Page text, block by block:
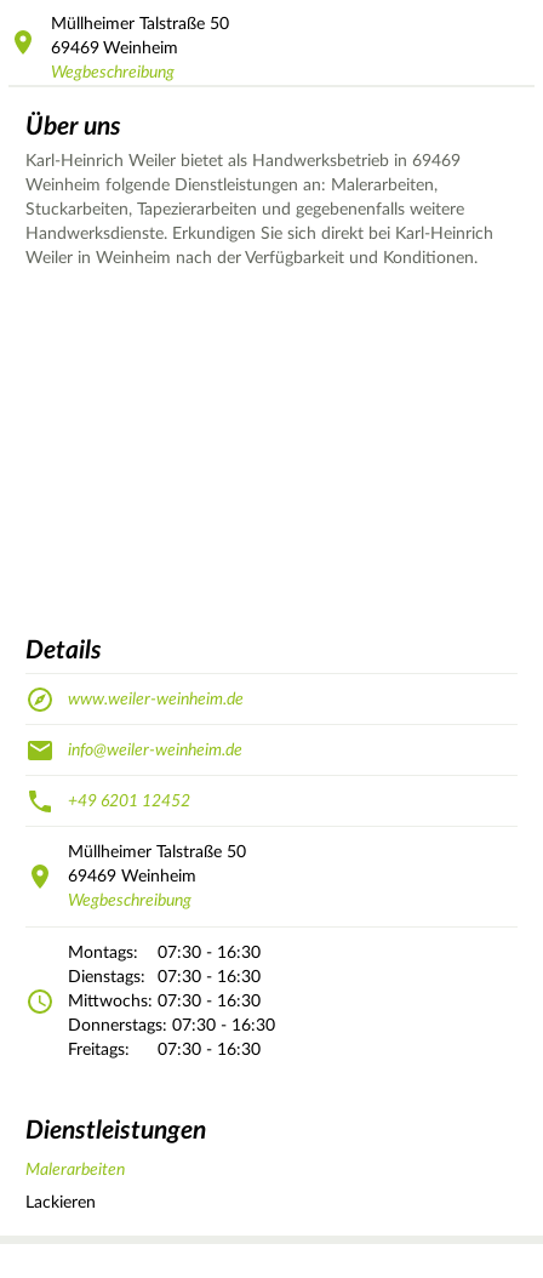
Müllheimer Talstraße 50
69469 Weinheim
Wegbeschreibung
Über uns
Karl-Heinrich Weiler bietet als Handwerksbetrieb in 69469
Weinheim folgende Dienstleistungen an: Malerarbeiten,
Stuckarbeiten, Tapezierarbeiten und gegebenenfalls weitere
Handwerksdienste. Erkundigen Sie sich direkt bei Karl-Heinrich
Weiler in Weinheim nach der Verfügbarkeit und Konditionen.
Details
www.weiler-weinheim.de
info@weiler-weinheim.de
+49 6201 12452
Müllheimer Talstraße 50
69469 Weinheim
Wegbeschreibung
Montags:
07:30 - 16:30
Dienstags:
07:30 - 16:30
Mittwochs: 07:30 - 16:30
Donnerstags: 07:30 - 16:30
Freitags:
07:30 - 16:30
Dienstleistungen
Malerarbeiten
Lackieren